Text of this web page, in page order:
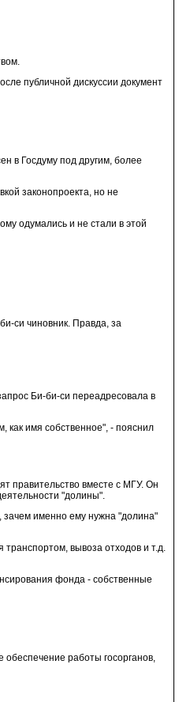
публичной дискуссии документ
в Госдуму под другим, более
законопроекта, но не
одумались и не стали в этой
си чиновник. Правда, за
Би-би-си переадресовала в
как имя собственное", - пояснил
правительство вместе с МГУ. Он
"долины".
зачем именно ему нужна "долина"
вывоза отходов и т.д.
фонда - собственные
работы госорганов,